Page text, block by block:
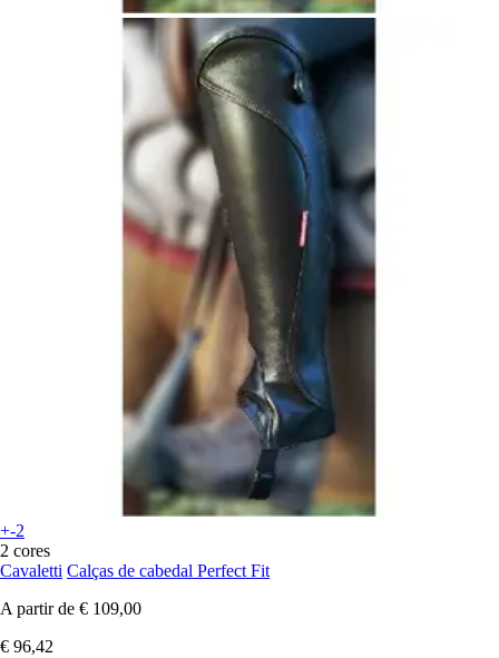
+-2
2 cores
Cavaletti Calças de cabedal Perfect Fit
A partir de € 109,00
€ 96,42